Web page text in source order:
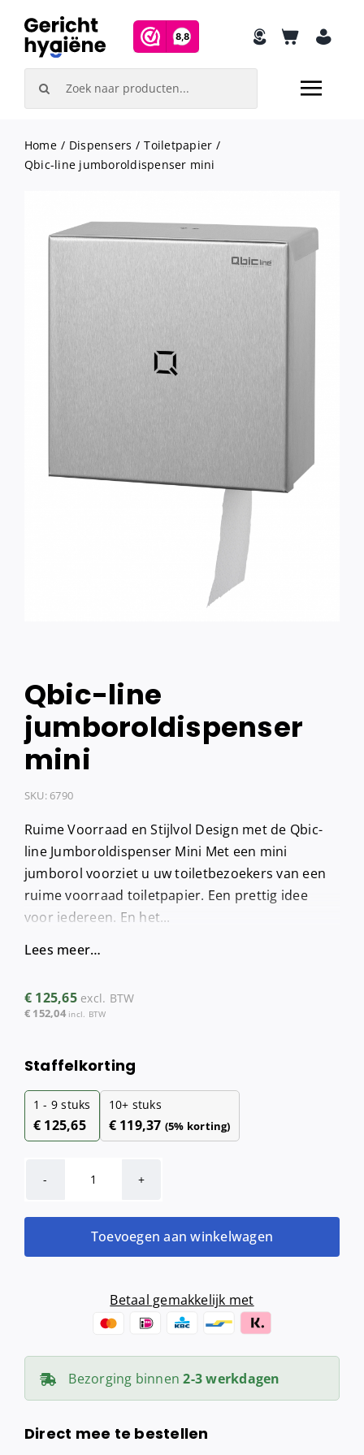
content
Home Dispensers
Toiletpapier
Qbic-line jumboroldispenser mini
Qbic-line
jumboroldispenser
mini
SKU: 6790
Ruime Voorraad en Stijlvol Design met de Qbic-
line Jumboroldispenser Mini Met een mini
jumborol voorziet u uw toiletbezoekers van een
ruime voorraad toiletpapier. Een prettig idee
voor iedereen. En het...
Lees meer…
€ 125,65 excl. BTW
€ 152,04 incl. BTW
Staffelkorting
1 - 9 stuks
€ 125,65
10+ stuks
€119,37 (5% korting)
Qbic-
jumboroldispenser
mini
Toevoegen aan winkelwagen
Betaal gemakkelijk met
Bezorging binnen2-3 werkdagen
Direct mee te bestellen